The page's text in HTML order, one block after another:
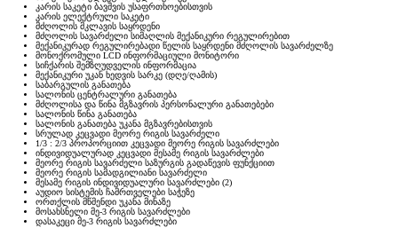
კარის საკეტი ბავშვის უსაფრთხოებისთვის
კარის ელექტრული საკეტი
მძღოლის მკლავის საყრდენი
მძღოლის სავარძელი სიმაღლის მექანიკური რეგულირებით
მექანიკურად რეგულირებადი წელის საყრდენი მძღოლის სავარძელზე
მონოქრომული LCD ინფორმაციული მონიტორი
სიჩქარის შემზღუდველის ინფორმაცია
მექანიკური უკან ხედვის სარკე (დღე/ღამის)
საბარგულის განათება
სალონის ცენტრალური განათება
მძღოლისა და წინა მგზავრის პერსონალური განათებები
სალონის წინა განათება
სალონის განათება უკანა მგზავრებისთვის
სრულად კეცვადი მეორე რიგის სავარძელი
1/3 : 2/3 პროპორციით კეცვადი მეორე რიგის სავარძლები
ინდივიდუალურად კეცვადი მესამე რიგის სავარძლები
მეორე რიგის სავარძელი საზურგის გადაწევის ფუნქციით
მეორე რიგის სამადგილიანი სავარძელი
მესამე რიგის ინდივიდუალური სავარძლები (2)
აუდიო სისტემის ჩამრთველები საჭეზე
ორთქლის მწმენდი უკანა მინაზე
მოსახსნელი მე-3 რიგის სავარძლები
დასაკეცი მე-3 რიგის სავარძლები